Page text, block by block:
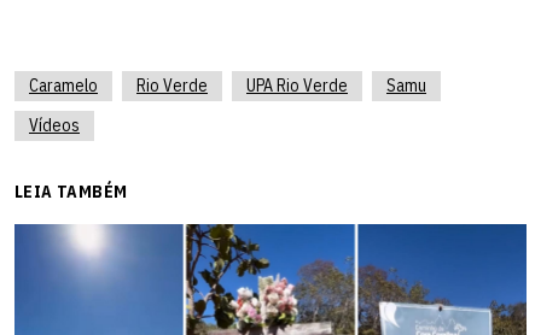
Caramelo Rio Verde UPA Rio Verde
Samu
Vídeos
LEIA TAMBÉM